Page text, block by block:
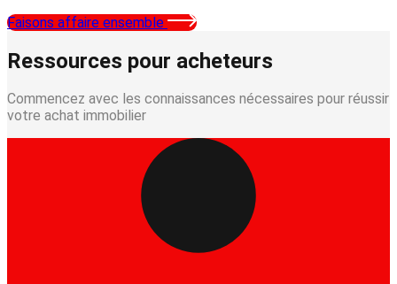
Faisons affaire ensemble
Ressources pour acheteurs
Commencez avec les connaissances nécessaires pour réussir
votre achat immobilier